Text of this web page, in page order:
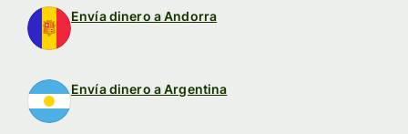
Envía dinero a Andorra
Envía dinero a Argentina